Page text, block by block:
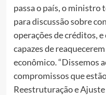
passa o país, o
para discussão sobre
operações de créditos,
capazes de
econômico. “Dissemos
compromissos que
Reestruturação e